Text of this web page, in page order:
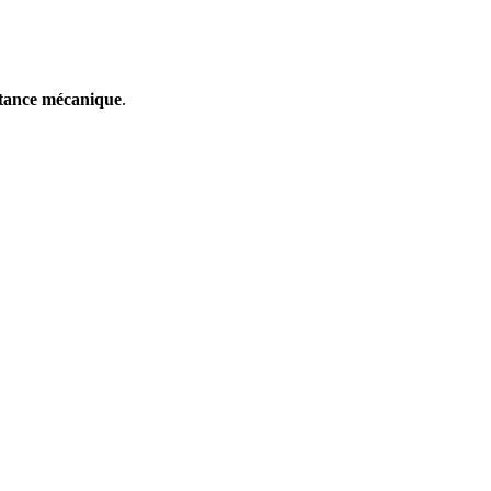
mécanique.